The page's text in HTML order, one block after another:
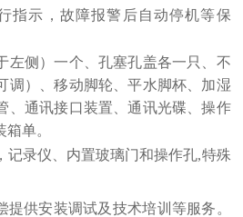
指示，故障报警后自动停机等保
左侧）一个、孔塞孔盖各一只、不
调）、移动脚轮、平水脚杯、加湿
、通讯接口装置、通讯光碟、操作
单。
记录仪、内置玻璃门和操作孔,特殊
提供安装调试及技术培训等服务。